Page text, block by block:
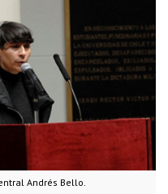
Andrés Bello.